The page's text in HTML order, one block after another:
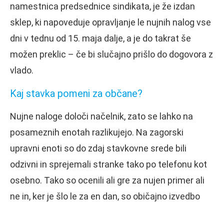
namestnica predsednice sindikata, je že izdan
sklep, ki napoveduje opravljanje le nujnih nalog vse
dni v tednu od 15. maja dalje, a je do takrat še
možen preklic – če bi slučajno prišlo do dogovora z
vlado.
Kaj stavka pomeni za občane?
Nujne naloge določi načelnik, zato se lahko na
posameznih enotah razlikujejo. Na zagorski
upravni enoti so do zdaj stavkovne srede bili
odzivni in sprejemali stranke tako po telefonu kot
osebno. Tako so ocenili ali gre za nujen primer ali
ne in, ker je šlo le za en dan, so običajno izvedbo